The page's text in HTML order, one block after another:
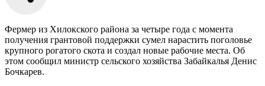
Фермер из Хилокского района за четыре года с момента
получения грантовой поддержки сумел нарастить поголовье
крупного рогатого скота и создал новые рабочие места. Об
этом сообщил министр сельского хозяйства Забайкалья Денис
Бочкарев.